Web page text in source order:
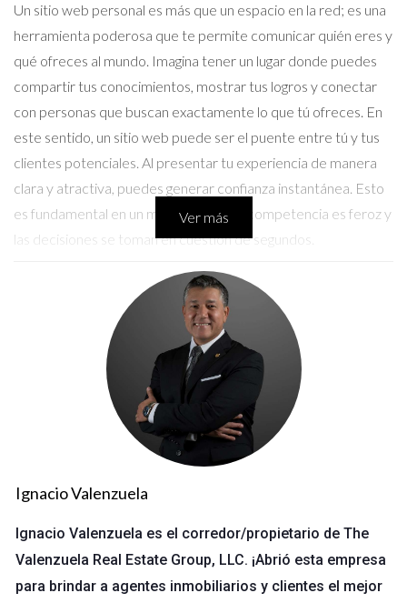
Un sitio web personal es más que un espacio en la red; es una
herramienta poderosa que te permite comunicar quién eres y
qué ofreces al mundo. Imagina tener un lugar donde puedes
compartir tus conocimientos, mostrar tus logros y conectar
con personas que buscan exactamente lo que tú ofreces. En
este sentido, un sitio web puede ser el puente entre tú y tus
clientes potenciales. Al presentar tu experiencia de manera
clara y atractiva, puedes generar confianza instantánea. Esto
es fundamental en un mundo donde la competencia es feroz y
las decisiones se toman en cuestión de segundos.
Caso de Éxito: Maria, la Consultora de
Maria siempre había soñado con ser consultora de marketing.
Sin embargo, al principio le costaba encontrar clientes.
Después de asistir a un taller sobre marketing digital, decidió
crear su propio sitio web personal. En él, compartió estudios
de caso sobre campañas exitosas que había gestionado
anteriormente y escribió artículos sobre tendencias del
marketing actual. Gracias a su contenido valioso y a una
de empresas interesadas en sus servicios.
Lecciones Aprendidas
Ver más
Ignacio Valenzuela
Ignacio Valenzuela es el corredor/propietario de The
Valenzuela Real Estate Group, LLC. ¡Abrió esta empresa
para brindar a agentes inmobiliarios y clientes el mejor